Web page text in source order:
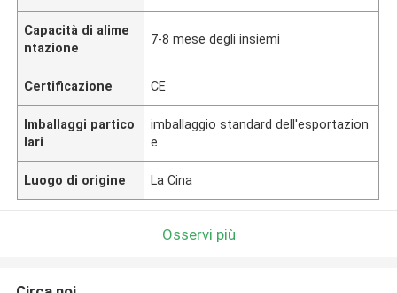
Capacità di alime
ntazione
7-8 mese degli insiemi
Certificazione CE
Imballaggi partico
lari
imballaggio standard dell'esportazion
e
Luogo di origine La Cina
Osservi più